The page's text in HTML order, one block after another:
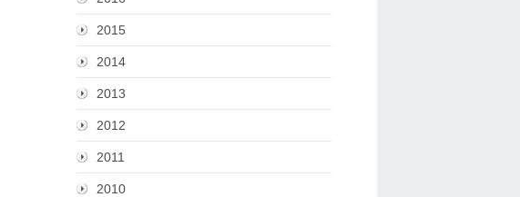
2015
2014
2013
2012
2011
2010